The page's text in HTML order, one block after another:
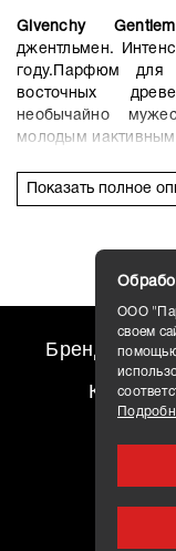
Givenchy
джентльмен.
году.Парфюм для
восточных
необычайно
молодым
Он призывает к
Givenchy
перца,
пачули, ладана,
Показать полное
Бренды
Контакты
ООО
своем